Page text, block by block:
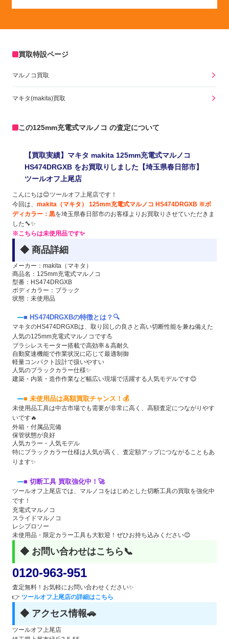
買取特設ページ
マルノコ買取
マキタ(makita)買取
この125mm充電式マルノコ の査定について
【買取実績】マキタ makita 125mm充電式マルノコ
HS474DRGXB をお買取りしました【埼玉県春日部市】
ツールオフ上尾店
こんにちは😊ツールオフ上尾店です！
今回は、 makita（マキタ） 125mm充電式マルノコ HS474DRGXB ※ボ
ディカラー：黒を埼玉県春日部市のお客様よりお買取りさせていただきま
した🔧✨
※こちらは未使用品です✨
◆ 商品詳細
メーカー：makita（マキタ）
商品名：125mm充電式マルノコ
型番：HS474DRGXB
ボディカラー：ブラック
状態：未使用品
■ HS474DRGXBの特徴とは？🔍
マキタのHS474DRGXBは、取り回しの良さと高い切断性能を兼ね備えた
人気の125mm充電式マルノコです💪
ブラシレスモーター搭載で高効率＆高耐久
自動変速機能で作業状況に応じて最適制御
軽量コンパクト設計で扱いやすい
人気のブラックカラー仕様✨
建築・内装・造作作業など幅広い現場で活躍する人気モデルです😊
■ 未使用品は高額買取チャンス！💰
未使用品工具は中古市場でも需要が非常に高く、高額査定につながりやす
いです🔥
外箱・付属品完備
保管状態が良好
人気カラー・人気モデル
特にブラックカラー仕様は人気が高く、査定額アップにつながることもあ
ります✨
■ 切断工具 買取強化中！🚀
ツールオフ上尾店では、マルノコをはじめとした切断工具の買取を強化中
です！
充電式マルノコ
スライドマルノコ
レシプロソー
未使用品・限定カラー工具も大歓迎！ぜひお持ち込みください😊
◆ お問い合わせはこちら📞
0120-963-951
査定無料！お気軽にお問い合わせください✨
👉 ツールオフ上尾店の詳細はこちら
◆ アクセス情報🚗
ツールオフ上尾店